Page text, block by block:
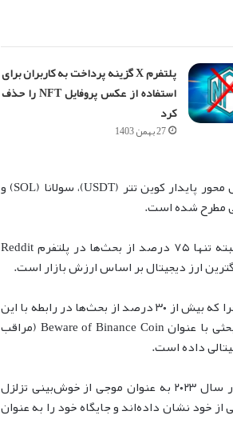
پلتفرم X گزینه پرداخت به کاربران برای
استفاده از عکس پروفایل NFT را حذف
کرد
27 بهمن 1403
به گفته CoinWire، خوش‌بینانه‌ترین بحث‌ها در رسانه‌های اجتماعی حول محور پایدار کوین تتر (USDT)، سولانا (SOL) و
در مورد بیت کوین (BTC)، سرمایه‌گذاران نیز ابراز اشتیاق می‌کنند، البته تنها ۷۵ درصد از بحث‌ها در پلتفرم Reddit
ارز دیجیتال بر اساس ارزش بازار است.
به نظر می‌رسد توکن BNB بایننس توجه چندانی را به خود جلب نکرده، چرا که بیش از ۳۰ درصد از بحث‌ها در رابطه با این
رمزارز منفی بوده است. تا جایی که یکی از کاربران پلتفرم Reddit در بحثی با عنوان Beware of Binance Coin (مراقب
داده است.
در مجموع، بر اساس داده‌های CoinWire چشم‌انداز ارزهای دیجیتال در سال ۲۰۲۳ به عنوان موجی از خوش‌بینی تزلزل
خود نشان داده‌اند و جایگاه خود را به عنوان